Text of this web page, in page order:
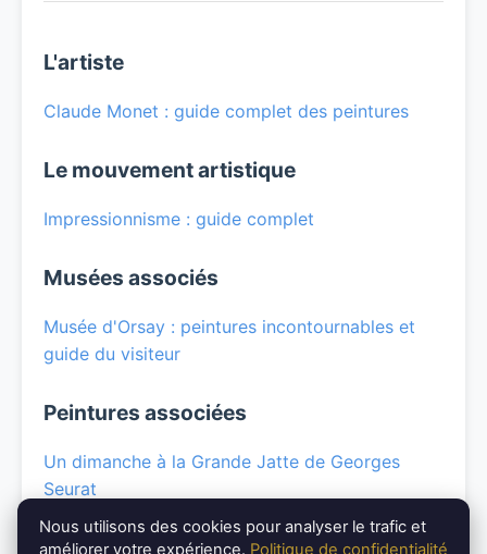
L'artiste
Claude Monet : guide complet des peintures
Le mouvement artistique
Impressionnisme : guide complet
Musées associés
Musée d'Orsay : peintures incontournables et
guide du visiteur
Peintures associées
Un dimanche à la Grande Jatte de Georges
Seurat
La Liberté guidant le peuple d'Eugène Delacroix
Nous utilisons des cookies pour analyser le trafic et
améliorer votre expérience. Politique de confidentialité